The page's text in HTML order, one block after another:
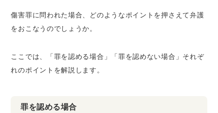
傷害罪に問われた場合、どのようなポイントを押さえて弁護
をおこなうのでしょうか。
ここでは、「罪を認める場合」「罪を認めない場合」それぞ
れのポイントを解説します。
罪を認める場合